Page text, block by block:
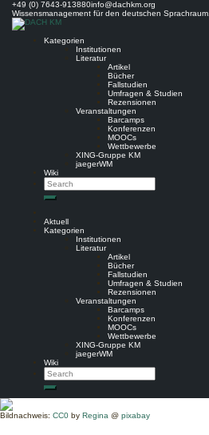
Skip
content
+49 (0) 7643-913880info@dachkm.org
Wissensmanagement für den deutschen Sprachraum.
Kategorien
Institutionen
Literatur
Artikel
Bücher
Fallstudien
Umfragen & Studien
Rezensionen
Veranstaltungen
Barcamps
Konferenzen
MOOCs
Wettbewerbe
XING-Gruppe KM
jaegerWM
Wiki
Search
Search
Aktuell
Kategorien
Institutionen
Literatur
Artikel
Bücher
Fallstudien
Umfragen & Studien
Rezensionen
Veranstaltungen
Barcamps
Konferenzen
MOOCs
Wettbewerbe
XING-Gruppe KM
jaegerWM
Wiki
Search
Search
Bildnachweis: CC0 by Regina @ pixabay